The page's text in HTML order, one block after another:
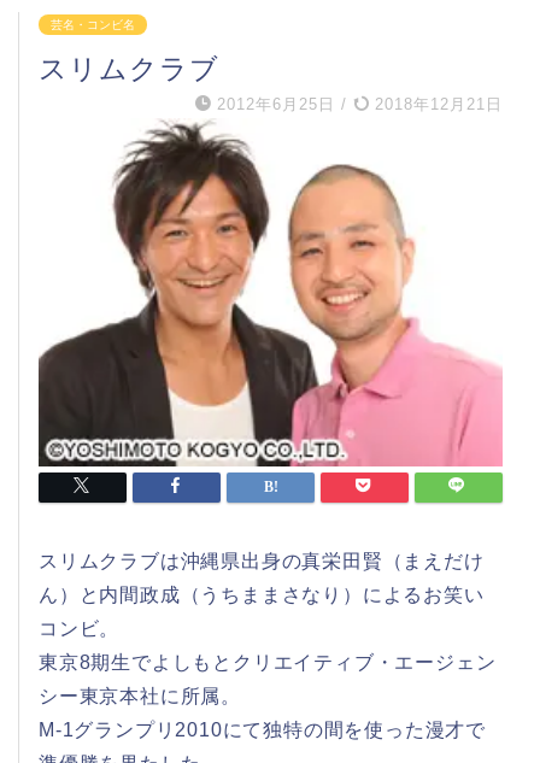
芸名・コンビ名
スリムクラブ
2012年6月25日 / 2018年12月21日
スリムクラブは沖縄県出身の真栄田賢（まえだけ
ん）と内間政成（うちままさなり）によるお笑い
コンビ。
東京8期生でよしもとクリエイティブ・エージェン
シー東京本社に所属。
M-1グランプリ2010にて独特の間を使った漫才で